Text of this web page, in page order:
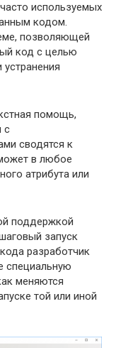
используемых
кодом.
позволяющей
код с целью
помощь,
с
сводятся к
в любое
атрибута или
поддержкой
запуск
разработчик
специальную
меняются
той или иной